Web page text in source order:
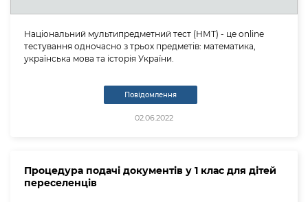
Національний мультипредметний тест (НМТ) - це online
тестування одночасно з трьох предметів: математика,
українська мова та історія України.
Повідомлення
02.06.2022
Процедура подачі документів у 1 клас для дітей
переселенців